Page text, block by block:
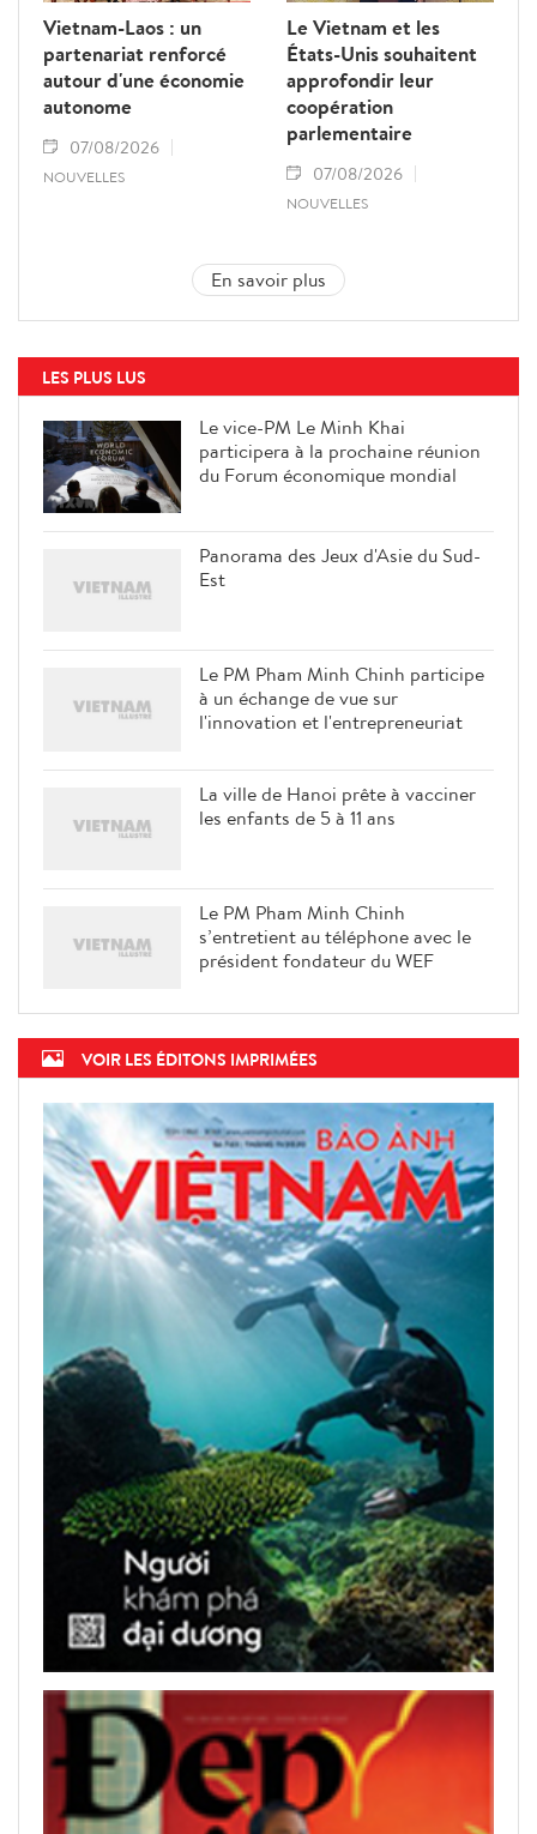
Vietnam-Laos : un
partenariat renforcé
autour d'une économie
autonome
07/08/2026
NOUVELLES
Le Vietnam et les
États-Unis souhaitent
approfondir leur
coopération
parlementaire
07/08/2026
NOUVELLES
En savoir plus
LES PLUS LUS
Le vice-PM Le Minh Khai
participera à la prochaine réunion
du Forum économique mondial
Panorama des Jeux d'Asie du Sud-
Est
Le PM Pham Minh Chinh participe
à un échange de vue sur
l'innovation et l'entrepreneuriat
La ville de Hanoi prête à vacciner
les enfants de 5 à 11 ans
Le PM Pham Minh Chinh
s’entretient au téléphone avec le
président fondateur du WEF
VOIR LES ÉDITONS IMPRIMÉES